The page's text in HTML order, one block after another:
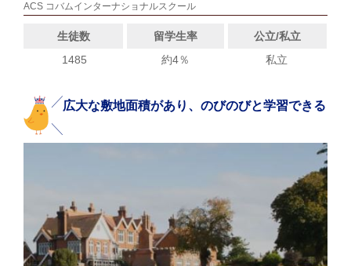
ACS コバムインターナショナルスクール
生徒数 留学生率
公立/私立
1485
約4％ 私立
広大な敷地面積があり、のびのびと学習できる